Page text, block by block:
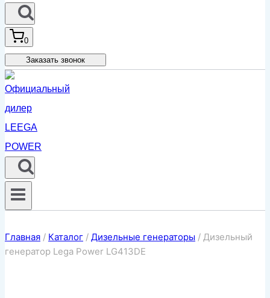
0
Заказать звонок
Главная / Каталог / Дизельные генераторы / Дизельный
генератор Lega Power LG413DE